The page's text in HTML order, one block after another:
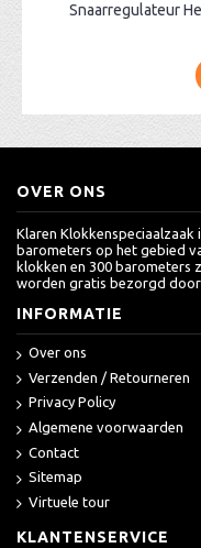
Snaarregulateur
OVER ONS
Klaren
barometers op het gebied
klokken en 300
worden gratis bezorgd door
INFORMATIE
Over ons
Verzenden / Retourneren
Privacy Policy
Algemene voorwaarden
Contact
Sitemap
Virtuele tour
KLANTENSERVICE